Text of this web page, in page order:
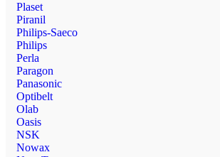
Plaset
Piranil
Philips-Saeco
Philips
Perla
Paragon
Panasonic
Optibelt
Olab
Oasis
NSK
Nowax